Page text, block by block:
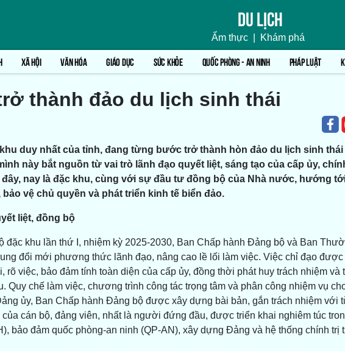
Du lịch
Ẩm thực Khám phá
XÃ HỘI VĂN HÓA GIÁO DỤC SỨC KHỎE QUỐC PHÒNG - AN NINH PHÁP LUẬT
thành đảo du lịch sinh thái
duy nhất của tỉnh, đang từng bước trở thành hòn đảo du lịch sinh
này bắt nguồn từ vai trò lãnh đạo quyết liệt, sáng tạo của cấp ủy,
nay là đặc khu, cùng với sự đầu tư đồng bộ của Nhà nước, hướng
vệ chủ quyền và phát triển kinh tế biển đảo.
liệt, đồng bộ
đặc khu lần thứ I, nhiệm kỳ 2025-2030, Ban Chấp hành Đảng bộ và Ban
đổi mới phương thức lãnh đạo, nâng cao lề lối làm việc. Việc chỉ đạo
việc, bảo đảm tính toàn diện của cấp ủy, đồng thời phát huy trách nhiệm và
Quy chế làm việc, chương trình công tác trọng tâm và phân công nhiệm vụ
ủy, Ban Chấp hành Đảng bộ được xây dựng bài bản, gắn trách nhiệm với
cán bộ, đảng viên, nhất là người đứng đầu, được triển khai nghiêm túc
bảo đảm quốc phòng-an ninh (QP-AN), xây dựng Đảng và hệ thống chính trị